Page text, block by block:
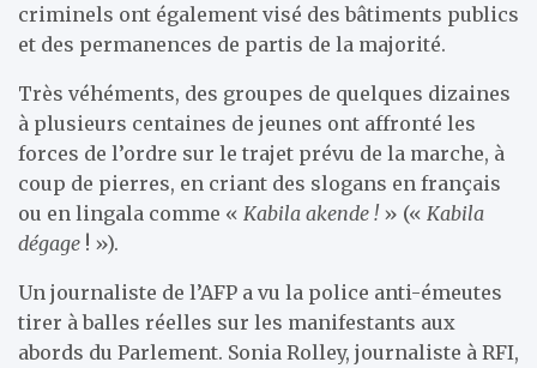
criminels ont également visé des bâtiments publics
et des permanences de partis de la majorité.
Très véhéments, des groupes de quelques dizaines
à plusieurs centaines de jeunes ont affronté les
forces de l’ordre sur le trajet prévu de la marche, à
coup de pierres, en criant des slogans en français
ou en lingala comme « Kabila akende !» (« Kabila
dégage ! »).
Un journaliste de l’AFP a vu la police anti-émeutes
tirer à balles réelles sur les manifestants aux
abords du Parlement. Sonia Rolley, journaliste à RFI,